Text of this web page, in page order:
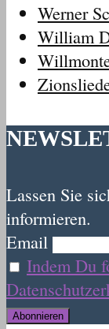
Werner
William
Lassen Sie
informieren.
Email
Indem Du